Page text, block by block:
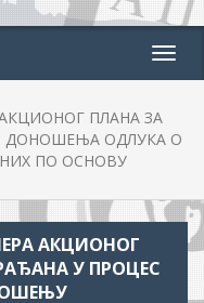
ПЛАНА ЗА
ДОНОШЕЊА ОДЛУКА О
ПО ОСНОВУ
АКЦИОНОГ
У ПРОЦЕС